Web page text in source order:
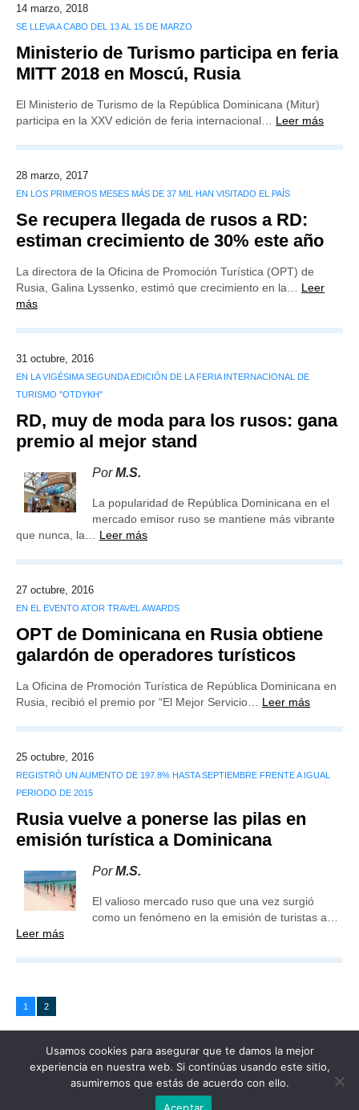
14 marzo, 2018
SE LLEVA A CABO DEL 13 AL 15 DE MARZO
Ministerio de Turismo participa en feria
MITT 2018 en Moscú, Rusia
El Ministerio de Turismo de la República Dominicana (Mitur)
participa en la XXV edición de feria internacional… Leer más
28 marzo, 2017
EN LOS PRIMEROS MESES MÁS DE 37 MIL HAN VISITADO EL PAÍS
Se recupera llegada de rusos a RD:
estiman crecimiento de 30% este año
La directora de la Oficina de Promoción Turística (OPT) de
Rusia, Galina Lyssenko, estimó que crecimiento en la… Leer
más
31 octubre, 2016
EN LA VIGÉSIMA SEGUNDA EDICIÓN DE LA FERIA INTERNACIONAL DE
TURISMO "OTDYKH"
RD, muy de moda para los rusos: gana
premio al mejor stand
PorM.S.
La popularidad de República Dominicana en el
mercado emisor ruso se mantiene más vibrante
que nunca, la… Leer más
27 octubre, 2016
EN EL EVENTO ATOR TRAVEL AWARDS
OPT de Dominicana en Rusia obtiene
galardón de operadores turísticos
La Oficina de Promoción Turística de República Dominicana en
Rusia, recibió el premio por “El Mejor Servicio… Leer más
25 octubre, 2016
REGISTRÓ UN AUMENTO DE 197.8% HASTA SEPTIEMBRE FRENTE A IGUAL
PERIODO DE 2015
Rusia vuelve a ponerse las pilas en
emisión turística a Dominicana
PorM.S.
El valioso mercado ruso que una vez surgió
como un fenómeno en la emisión de turistas a…
Leer más
1 2
Usamos cookies para asegurar que te damos la mejor
experiencia en nuestra web. Si continúas usando este sitio,
asumiremos que estás de acuerdo con ello.
Aceptar
Publicidad Redacción Contacto
Todos los derechos reservados